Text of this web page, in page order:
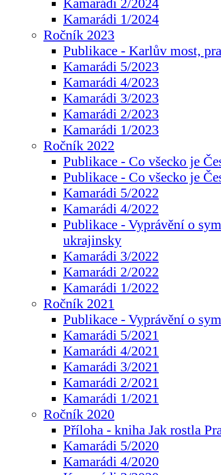
Kamarádi 2/2024
Kamarádi 1/2024
Ročník 2023
Publikace - Karlův most,
Kamarádi 5/2023
Kamarádi 4/2023
Kamarádi 3/2023
Kamarádi 2/2023
Kamarádi 1/2023
Ročník 2022
Publikace - Co všecko je
Publikace - Co všecko je
Kamarádi 5/2022
Kamarádi 4/2022
Publikace - Vyprávění o
ukrajinsky
Kamarádi 3/2022
Kamarádi 2/2022
Kamarádi 1/2022
Ročník 2021
Publikace - Vyprávění o
Kamarádi 5/2021
Kamarádi 4/2021
Kamarádi 3/2021
Kamarádi 2/2021
Kamarádi 1/2021
Ročník 2020
Příloha - kniha Jak rostla
Kamarádi 5/2020
Kamarádi 4/2020